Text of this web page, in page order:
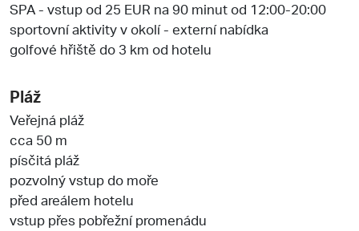
SPA - vstup od 25 EUR na 90 minut od 12:00-20:00
sportovní aktivity v okolí - externí nabídka
golfové hřiště do 3 km od hotelu
Pláž
Veřejná pláž
cca 50 m
písčitá pláž
pozvolný vstup do moře
před areálem hotelu
vstup přes pobřežní promenádu